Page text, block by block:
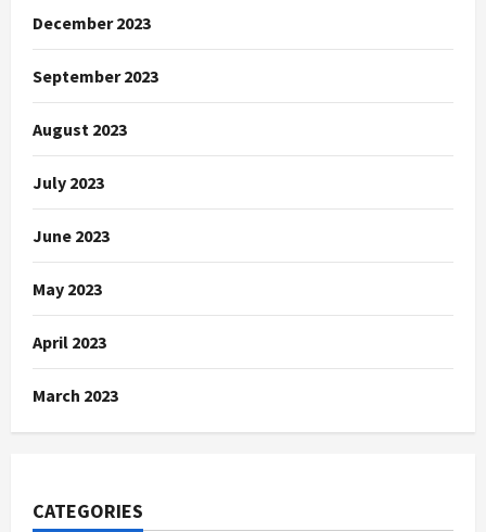
December 2023
September 2023
August 2023
July 2023
June 2023
May 2023
April 2023
March 2023
CATEGORIES